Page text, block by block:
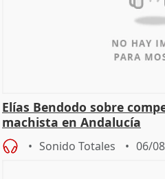
Elías Bendodo sobre
machista en Andalucía
Sonido Totales 06/